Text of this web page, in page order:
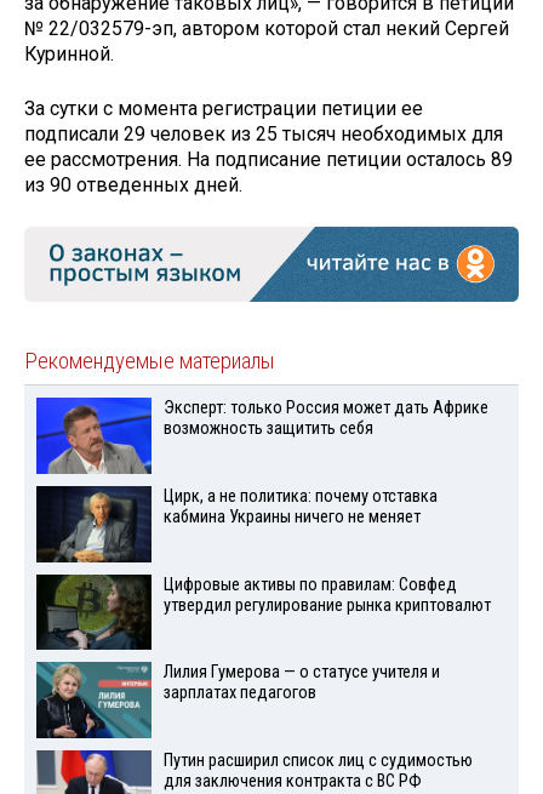
№ 22/032579-эп, автором которой стал некий Сергей
Куринной.
За сутки с момента регистрации петиции ее
подписали 29 человек из 25 тысяч необходимых для
ее рассмотрения. На подписание петиции осталось 89
из 90 отведенных дней.
Рекомендуемые материалы
Эксперт: только Россия может дать Африке
возможность защитить себя
Цирк, а не политика: почему отставка
кабмина Украины ничего не меняет
Цифровые активы по правилам: Совфед
утвердил регулирование рынка криптовалют
Лилия Гумерова — о статусе учителя и
зарплатах педагогов
Путин расширил список лиц с судимостью
для заключения контракта с ВС РФ